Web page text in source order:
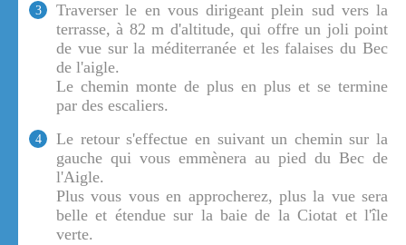
3
Traverser le en vous dirigeant plein sud vers la
terrasse, à 82 m d'altitude, qui offre un joli point
de vue sur la méditerranée et les falaises du Bec
de l'aigle.
Le chemin monte de plus en plus et se termine
par des escaliers.
4
Le retour s'effectue en suivant un chemin sur la
gauche qui vous emmènera au pied du Bec de
l'Aigle.
Plus vous vous en approcherez, plus la vue sera
belle et étendue sur la baie de la Ciotat et l'île
verte.